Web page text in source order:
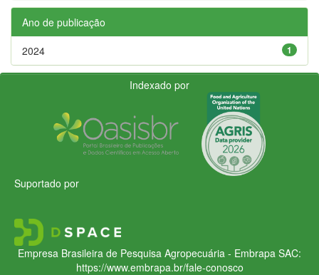
Ano de publicação
1
2024
Indexado por
Suportado por
Empresa Brasileira de Pesquisa Agropecuária - Embrapa SAC:
https://www.embrapa.br/fale-conosco